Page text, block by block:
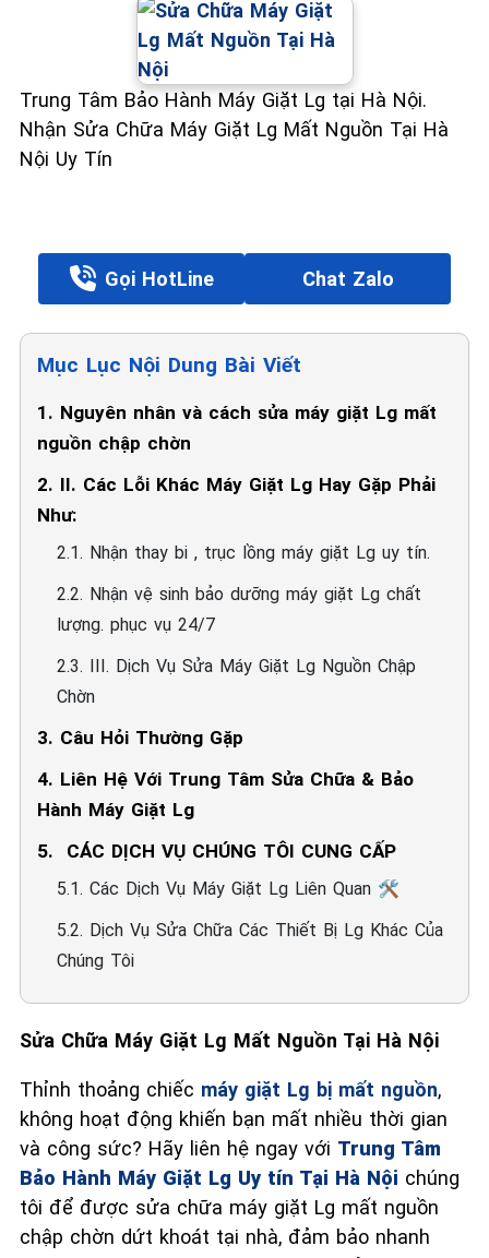
Trung Tâm Bảo Hành Máy Giặt Lg tại Hà Nội.
Nhận Sửa Chữa Máy Giặt Lg Mất Nguồn Tại Hà
Nội Uy Tín
Gọi HotLine Chat Zalo
Mục Lục Nội Dung Bài Viết
1. Nguyên nhân và cách sửa máy giặt Lg mất
nguồn chập chờn
2. II. Các Lỗi Khác Máy Giặt Lg Hay Gặp Phải
Như:
2.1. Nhận thay bi , trục lồng máy giặt Lg uy tín.
2.2. Nhận vệ sinh bảo dưỡng máy giặt Lg chất
lượng. phục vụ 24/7
2.3. III. Dịch Vụ Sửa Máy Giặt Lg Nguồn Chập
Chờn
3. Câu Hỏi Thường Gặp
4. Liên Hệ Với Trung Tâm Sửa Chữa & Bảo
Hành Máy Giặt Lg
5. ️ CÁC DỊCH VỤ CHÚNG TÔI CUNG CẤP
5.1. Các Dịch Vụ Máy Giặt Lg Liên Quan 🛠️
5.2. Dịch Vụ Sửa Chữa Các Thiết Bị Lg Khác Của
Chúng Tôi
Sửa Chữa Máy Giặt Lg Mất Nguồn Tại Hà Nội
Thỉnh thoảng chiếc máy giặt Lg bị mất nguồn,
không hoạt động khiến bạn mất nhiều thời gian
và công sức? Hãy liên hệ ngay với Trung Tâm
Bảo Hành Máy Giặt Lg Uy tín Tại Hà Nội chúng
tôi để được sửa chữa máy giặt Lg mất nguồn
chập chờn dứt khoát tại nhà, đảm bảo nhanh